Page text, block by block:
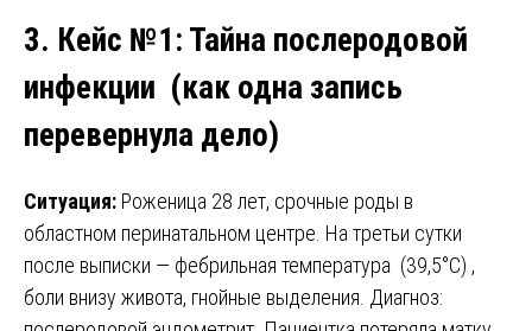
3. Кейс №1: Тайна послеродовой
инфекции (как одна запись
перевернула дело)
Ситуация: Роженица 28 лет, срочные роды в
областном перинатальном центре. На третьи сутки
после выписки — фебрильная температура (39,5°C) ,
боли внизу живота, гнойные выделения. Диагноз: